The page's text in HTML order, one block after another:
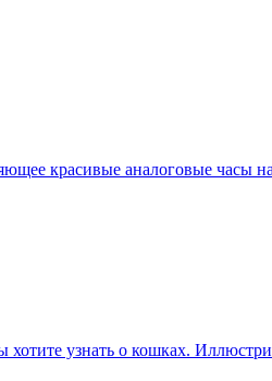
красивые аналоговые часы
хотите узнать о кошках.